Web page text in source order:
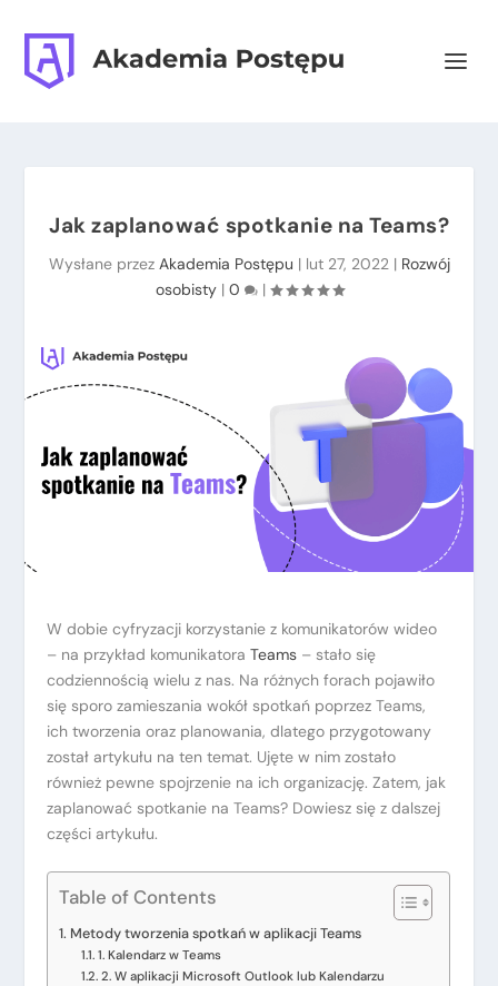
Jak zaplanować spotkanie na Teams?
Wysłane przez Akademia Postępu | lut 27, 2022| Rozwój
osobisty| 0 |
W dobie cyfryzacji korzystanie z komunikatorów wideo
– na przykład komunikatoraTeams – stało się
codziennością wielu z nas. Na różnych forach pojawiło
się sporo zamieszania wokół spotkań poprzez Teams,
ich tworzenia oraz planowania, dlatego przygotowany
został artykułu na ten temat. Ujęte w nim zostało
również pewne spojrzenie na ich organizację. Zatem, jak
zaplanować spotkanie na Teams? Dowiesz się z dalszej
części artykułu.
Table of Contents
Metody tworzenia spotkań w aplikacji Teams
1. Kalendarz w Teams
2. W aplikacji Microsoft Outlook lub Kalendarzu